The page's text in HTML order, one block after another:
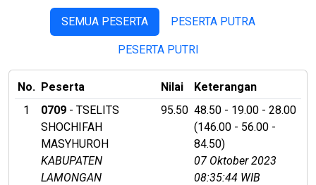
SEMUA PESERTA PESERTA PUTRA
PESERTA PUTRI
No. Peserta Nilai
Keterangan
1
0709 - TSELITS
SHOCHIFAH
MASYHUROH
KABUPATEN
LAMONGAN
95.50 48.50 - 19.00 - 28.00
(146.00 - 56.00 -
84.50)
07 Oktober 2023
08:35:44 WIB